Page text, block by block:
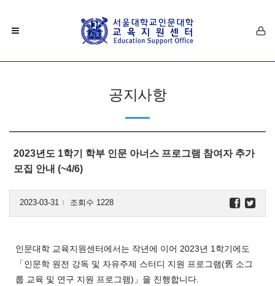
공지사항
2023년도 1학기 학부 인문 아너스 프로그램 참여자 추가
모집 안내 (~4/6)
2023-03-31 l 조회수 1228
인문대학 교육지원센터에서는 작년에 이어 2023년 1학기에도
「인문학 원전 강독 및 자유주제 스터디 지원 프로그램(舊 소그
룹 교육 및 연구 지원 프로그램)」을 진행합니다.